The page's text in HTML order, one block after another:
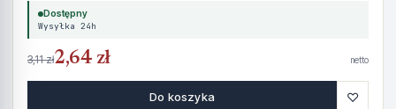
Dostępny
Wysyłka 24h
3,11 zł2,64 zł netto
Do koszyka ♡